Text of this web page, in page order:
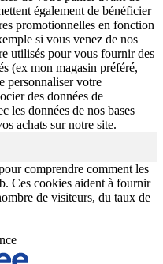
également de bénéficier
promotionnelles en fonction
si vous venez de nos
utilisés pour vous fournir des
(ex mon magasin préféré,
personnaliser votre
des données de
les données de nos bases
achats sur notre site.
comprendre comment les
Ces cookies aident à fournir
de visiteurs, du taux de